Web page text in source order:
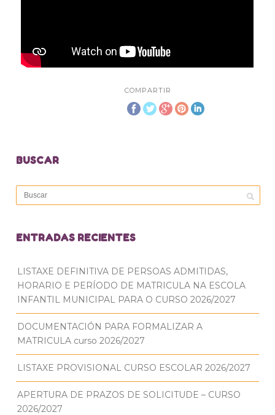
COMPARTIR
BUSCAR
ENTRADAS RECIENTES
LISTAXE DEFINITIVA DE PERSOAS ADMITIDAS,
HORARIO E PERÍODO DE MATRICULA NA ESCOLA
INFANTIL MUNICIPAL PARA O CURSO 2026/2027
DOCUMENTACIÓN PARA FORMALIZAR A
MATRICULA curso 2026/2027
LISTAXE PROVISIONAL CURSO ESCOLAR 2026/2027
APERTURA DE PRAZOS DE SOLICITUDE – CURSO
2026/2027